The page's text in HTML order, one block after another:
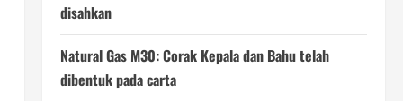
disahkan
Natural Gas M30: Corak Kepala dan Bahu telah
dibentuk pada carta